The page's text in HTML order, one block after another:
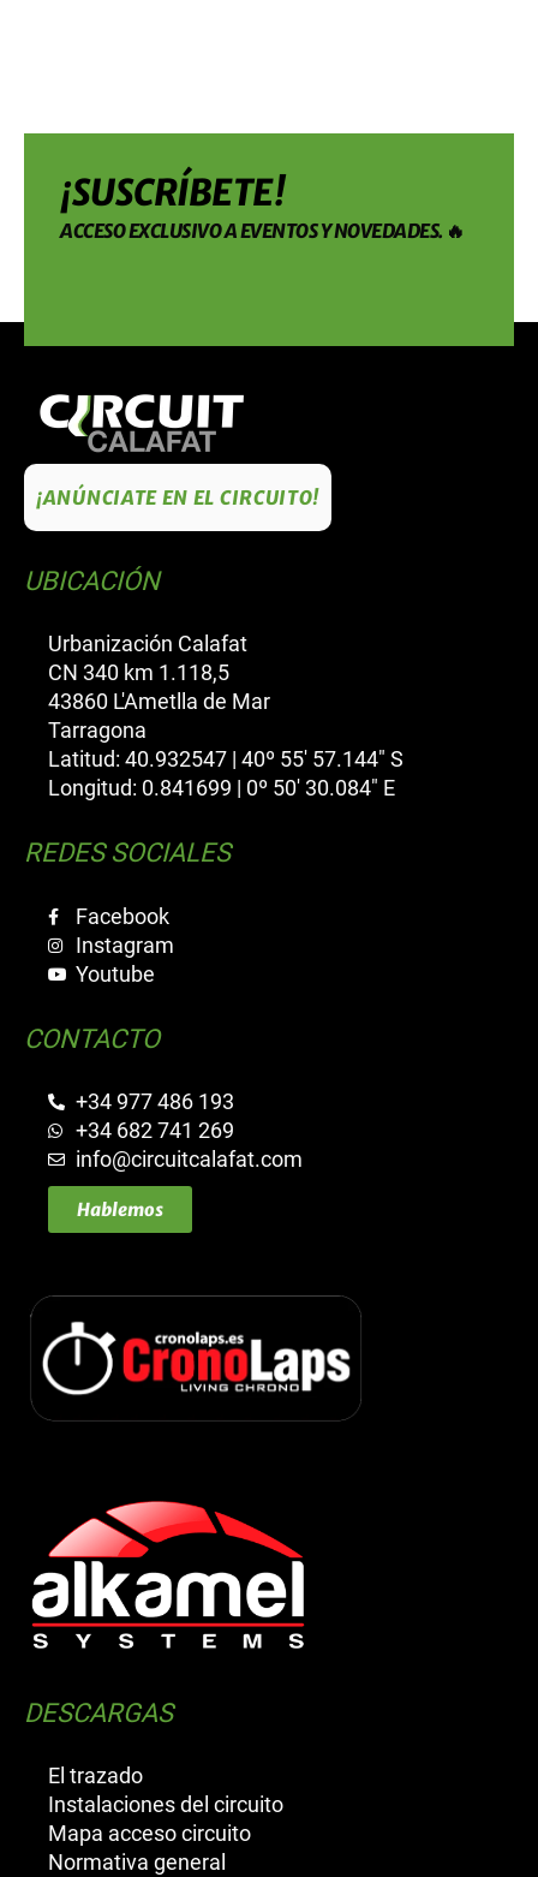
¡SUSCRÍBETE!
ACCESO EXCLUSIVO A EVENTOS Y NOVEDADES. 🔥
¡ANÚNCIATE EN EL CIRCUITO!
UBICACIÓN
Urbanización Calafat
CN 340 km 1.118,5
43860 L'Ametlla de Mar
Tarragona
Latitud: 40.932547 | 40º 55' 57.144" S
Longitud: 0.841699 | 0º 50' 30.084" E
REDES SOCIALES
Facebook
Instagram
Youtube
CONTACTO
+34 977 486 193
+34 682 741 269
info@circuitcalafat.com
Hablemos
DESCARGAS
El trazado
Instalaciones del circuito
Mapa acceso circuito
Normativa general